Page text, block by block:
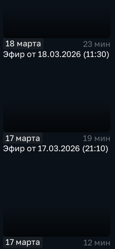
18 марта
23 мин
Эфир от 18.03.2026 (11:30)
17 марта
19 мин
Эфир от 17.03.2026 (21:10)
17 марта
12 мин